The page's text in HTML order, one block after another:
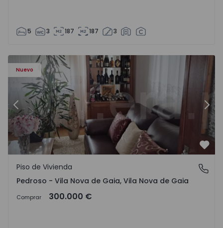
5 3 187 187 3
Nuevo
- 1575635 - 12
Piso de Vivienda T6 Vila Nova de Gaia, Pedroso e
Anterior
Pedroso - Vila Nova de Gaia, Vila Nova de Gaia
Piso de Vivienda
Pedroso - Vila Nova de Gaia, Vila Nova de Gaia
Comprar 300.000 €